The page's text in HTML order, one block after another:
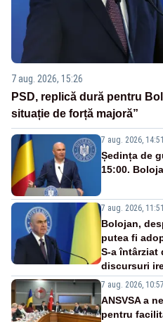
7 aug. 2026, 15:26
PSD, replică dură pentru
situație de forță majoră”
7 aug. 2026, 14:51
Ședința de
15:00.
7 aug. 2026, 11:51
Bolojan,
putea fi
S-a întârziat
discursuri
7 aug. 2026, 10:57
ANSVSA a
pentru